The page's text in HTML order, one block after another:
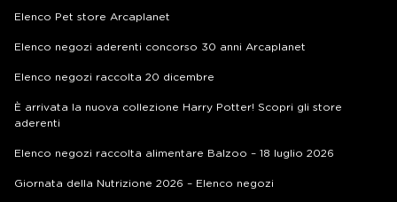
Elenco Pet store Arcaplanet
Elenco negozi aderenti concorso 30 anni Arcaplanet
Elenco negozi raccolta 20 dicembre
È arrivata la nuova collezione Harry Potter! Scopri gli store
aderenti
Elenco negozi raccolta alimentare Balzoo – 18 luglio 2026
Giornata della Nutrizione 2026 – Elenco negozi